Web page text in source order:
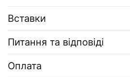
Вставки
Питання та відповіді
Оплата